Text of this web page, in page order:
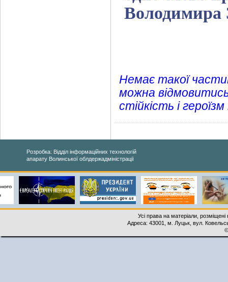
Володимира
Немає такої
можна
стійкість і
Розробка: Відділ інформаційних технологій
апарату Волинської облдержадміністрації
Усі права на матеріали,
Адреса: 43001, м. Луцьк, вул.